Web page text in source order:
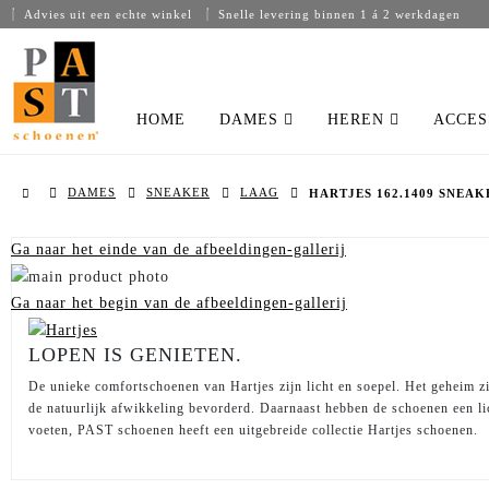
Advies uit een echte winkel Snelle levering binnen 1 á 2 werkdagen
HOME DAMES HEREN
DAMES SNEAKER LAAG HARTJES 162.1409
Ga naar het einde van de afbeeldingen-gallerij
Ga naar het begin van de afbeeldingen-gallerij
LOPEN IS GENIETEN.
De unieke comfortschoenen van Hartjes zijn licht en soepel. Het geheim
de natuurlijk afwikkeling bevorderd. Daarnaast hebben de schoenen
voeten, PAST schoenen heeft een uitgebreide collectie Hartjes schoenen.